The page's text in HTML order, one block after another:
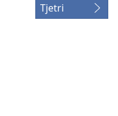
Tjetri